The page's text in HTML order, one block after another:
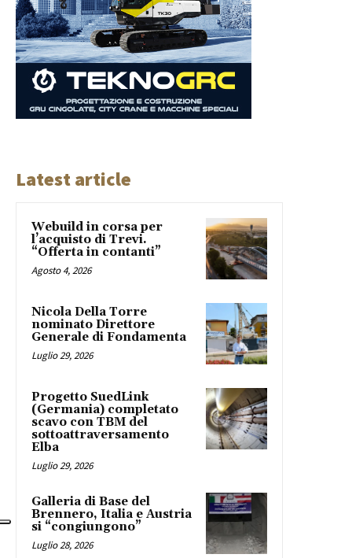
Latest article
Webuild in corsa per
l’acquisto di Trevi.
“Offerta in contanti”
Agosto 4, 2026
Nicola Della Torre
nominato Direttore
Generale di Fondamenta
Luglio 29, 2026
Progetto SuedLink
(Germania) completato
scavo con TBM del
sottoattraversamento
Elba
Luglio 29, 2026
Galleria di Base del
Brennero, Italia e Austria
si “congiungono”
Luglio 28, 2026